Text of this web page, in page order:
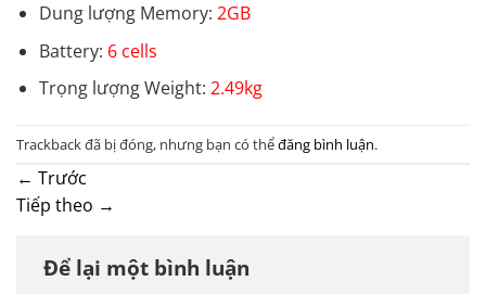
Dung lượng Memory: 2GB
Battery: 6 cells
Trọng lượng Weight: 2.49kg
Trackback đã bị đóng, nhưng bạn có thểđăng bình luận.
← Trước
Tiếp theo →
Để lại một bình luận